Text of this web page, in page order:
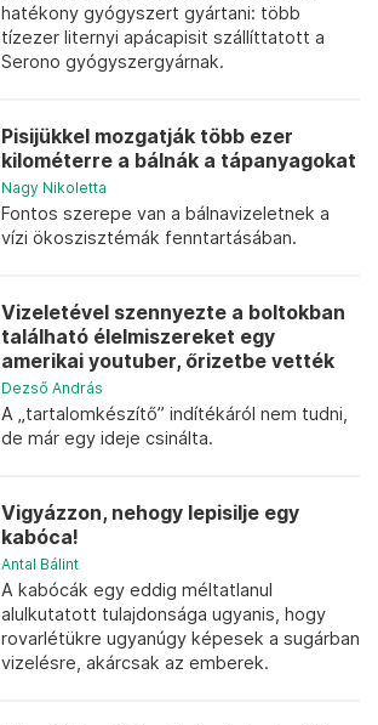
hatékony gyógyszert gyártani: több
tízezer liternyi apácapisit szállíttatott a
Serono gyógyszergyárnak.
Pisijükkel mozgatják több ezer
kilométerre a bálnák a tápanyagokat
Nagy Nikoletta
Fontos szerepe van a bálnavizeletnek a
vízi ökoszisztémák fenntartásában.
Vizeletével szennyezte a boltokban
található élelmiszereket egy
amerikai youtuber, őrizetbe vették
Dezső András
A „tartalomkészítő” indítékáról nem tudni,
de már egy ideje csinálta.
Vigyázzon, nehogy lepisilje egy
kabóca!
Antal Bálint
A kabócák egy eddig méltatlanul
alulkutatott tulajdonsága ugyanis, hogy
rovarlétükre ugyanúgy képesek a sugárban
vizelésre, akárcsak az emberek.